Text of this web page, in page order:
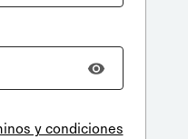
y condiciones